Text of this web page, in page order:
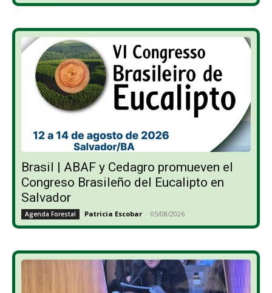
Brasil | ABAF y Cedagro promueven el
Congreso Brasileño del Eucalipto en
Salvador
Agenda Forestal Patricia Escobar - 05/08/2026